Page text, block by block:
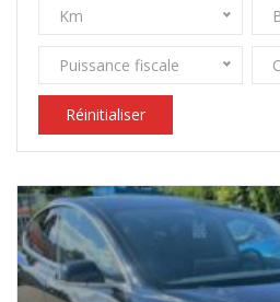
Km
Puissance fiscale
Réinitialiser